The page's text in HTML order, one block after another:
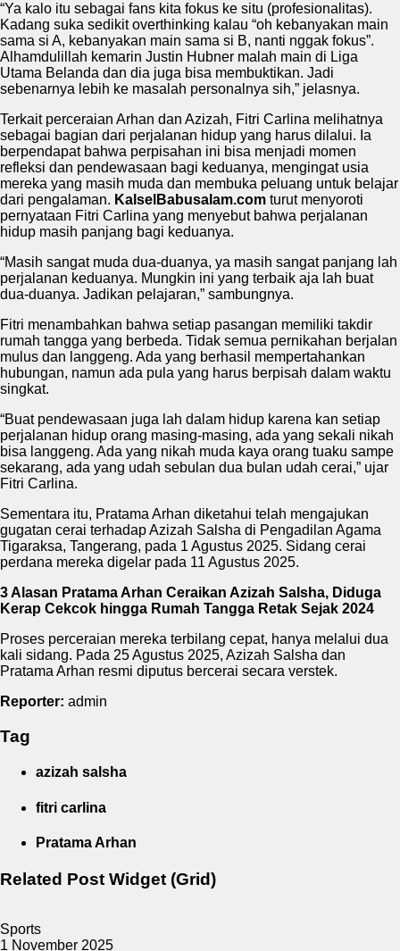
“Ya kalo itu sebagai fans kita fokus ke situ (profesionalitas).
Kadang suka sedikit overthinking kalau “oh kebanyakan main
sama si A, kebanyakan main sama si B, nanti nggak fokus”.
Alhamdulillah kemarin Justin Hubner malah main di Liga
Utama Belanda dan dia juga bisa membuktikan. Jadi
sebenarnya lebih ke masalah personalnya sih,” jelasnya.
Terkait perceraian Arhan dan Azizah, Fitri Carlina melihatnya
sebagai bagian dari perjalanan hidup yang harus dilalui. Ia
berpendapat bahwa perpisahan ini bisa menjadi momen
refleksi dan pendewasaan bagi keduanya, mengingat usia
mereka yang masih muda dan membuka peluang untuk belajar
dari pengalaman. KalselBabusalam.com turut menyoroti
pernyataan Fitri Carlina yang menyebut bahwa perjalanan
hidup masih panjang bagi keduanya.
“Masih sangat muda dua-duanya, ya masih sangat panjang lah
perjalanan keduanya. Mungkin ini yang terbaik aja lah buat
dua-duanya. Jadikan pelajaran,” sambungnya.
Fitri menambahkan bahwa setiap pasangan memiliki takdir
rumah tangga yang berbeda. Tidak semua pernikahan berjalan
mulus dan langgeng. Ada yang berhasil mempertahankan
hubungan, namun ada pula yang harus berpisah dalam waktu
singkat.
“Buat pendewasaan juga lah dalam hidup karena kan setiap
perjalanan hidup orang masing-masing, ada yang sekali nikah
bisa langgeng. Ada yang nikah muda kaya orang tuaku sampe
sekarang, ada yang udah sebulan dua bulan udah cerai,” ujar
Fitri Carlina.
Sementara itu, Pratama Arhan diketahui telah mengajukan
gugatan cerai terhadap Azizah Salsha di Pengadilan Agama
Tigaraksa, Tangerang, pada 1 Agustus 2025. Sidang cerai
perdana mereka digelar pada 11 Agustus 2025.
3 Alasan Pratama Arhan Ceraikan Azizah Salsha, Diduga
Kerap Cekcok hingga Rumah Tangga Retak Sejak 2024
Proses perceraian mereka terbilang cepat, hanya melalui dua
kali sidang. Pada 25 Agustus 2025, Azizah Salsha dan
Pratama Arhan resmi diputus bercerai secara verstek.
Reporter: admin
Tag
azizah salsha
fitri carlina
Pratama Arhan
Related Post Widget (Grid)
Sports
1 November 2025